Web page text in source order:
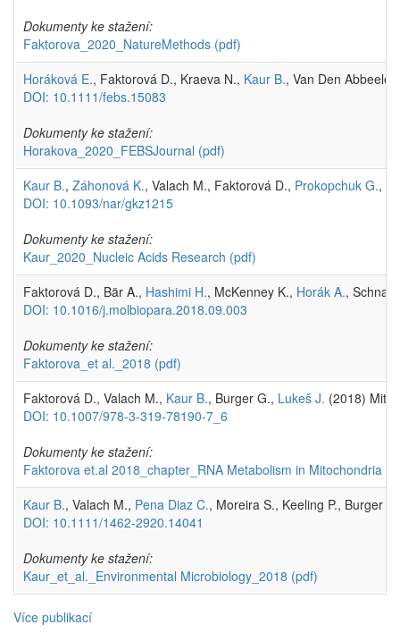
Dokumenty ke stažení:
Faktorova_2020_NatureMethods (pdf)
Horáková E., Faktorová D., Kraeva N., Kaur B., Van Den Abbeele
DOI: 10.1111/febs.15083
Dokumenty ke stažení:
Horakova_2020_FEBSJournal (pdf)
Kaur B., Záhonová K., Valach M., Faktorová D., Prokopchuk G.,
DOI: 10.1093/nar/gkz1215
Dokumenty ke stažení:
Kaur_2020_Nucleic Acids Research (pdf)
Faktorová D., Bär A., Hashimi H., McKenney K., Horák A.,
DOI: 10.1016/j.molbiopara.2018.09.003
Dokumenty ke stažení:
Faktorova_et al._2018 (pdf)
Faktorová D., Valach M., Kaur B., Burger G., Lukeš J. (2018)
DOI: 10.1007/978-3-319-78190-7_6
Dokumenty ke stažení:
Faktorova et.al 2018_chapter_RNA Metabolism in Mitochondria
Kaur B., Valach M., Pena Diaz C., Moreira S., Keeling P., Burger
DOI: 10.1111/1462-2920.14041
Dokumenty ke stažení:
Kaur_et_al._Environmental Microbiology_2018 (pdf)
Více publikací